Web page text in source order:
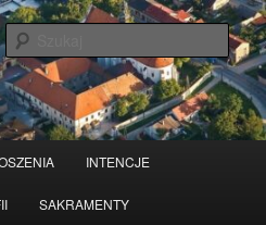
INTENCJE
SAKRAMENTY
Czytaj więcej odrzuć